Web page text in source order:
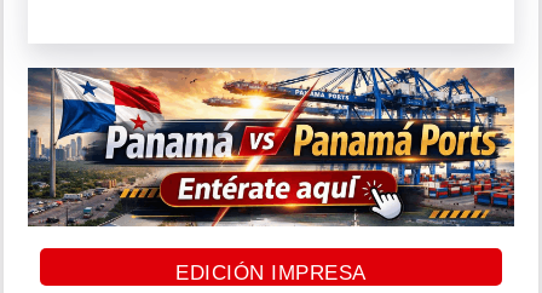
EDICIÓN IMPRESA